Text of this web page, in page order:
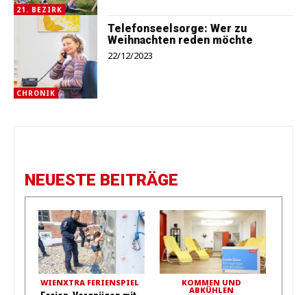
21. BEZIRK
CHRONIK
Telefonseelsorge: Wer zu
Weihnachten reden möchte
22/12/2023
NEUESTE BEITRÄGE
WIENXTRA FERIENSPIEL KOMMEN UND
ABKÜHLEN